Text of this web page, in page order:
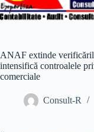
ANAF extinde
intensifică controalele
comerciale
Consult-R